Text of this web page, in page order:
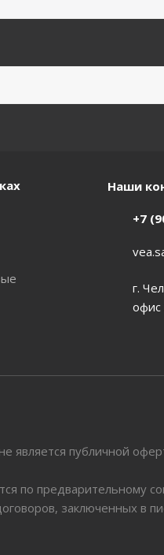
Наши
+7
г.
офис
является публичной
по предварительному
заключенных в